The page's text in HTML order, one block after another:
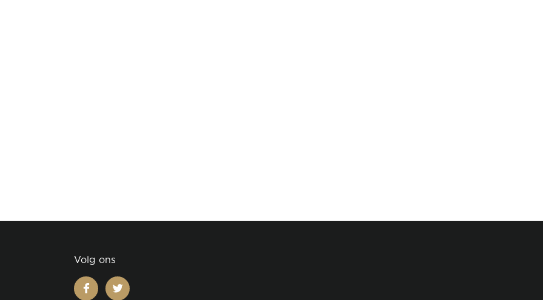
Volg ons
facebooktwitter